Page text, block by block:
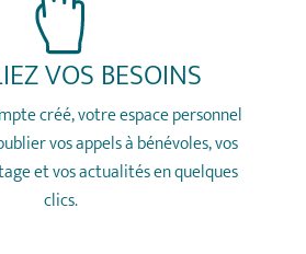
VOS BESOINS
créé, votre espace personnel
vos appels à bénévoles, vos
et vos actualités en quelques
clics.